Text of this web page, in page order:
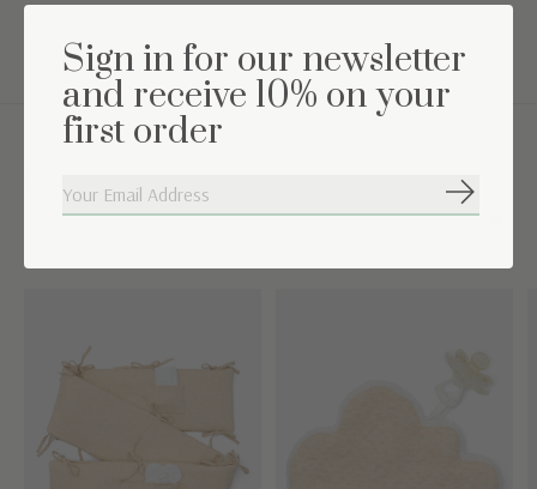
Complétez l'ensemble
Sign in for our newsletter
and receive 10% on your
first order
S'abonner